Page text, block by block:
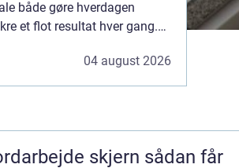
både gøre hverdagen
et flot resultat hver gang.
04 august 2026
skjern sådan får